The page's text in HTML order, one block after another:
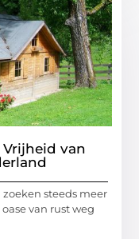
van
steeds meer
van rust weg